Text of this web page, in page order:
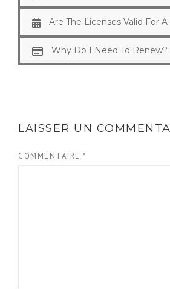
Are The Licenses Valid For
Why Do I Need To Renew?
LAISSER UN
COMMENTAIRE *